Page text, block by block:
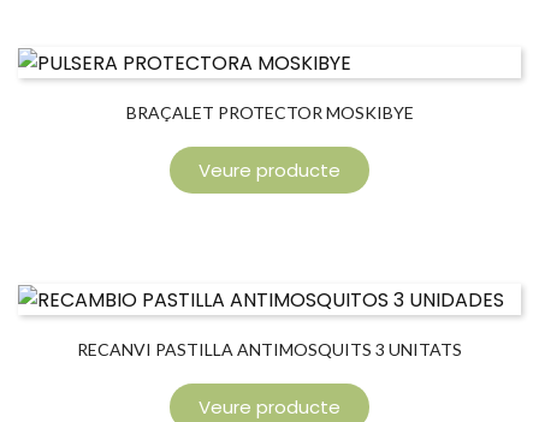
BRAÇALET PROTECTOR MOSKIBYE
Veure producte
RECANVI PASTILLA ANTIMOSQUITS 3 UNITATS
Veure producte